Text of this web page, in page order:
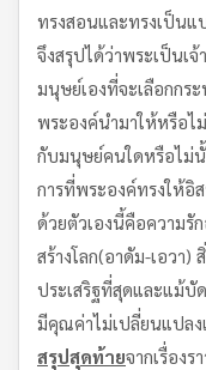
ทรงสอนและทรงเป็น
จึงสรุปได้ว่าพระเป็นเ
มนุษย์เองที่จะเลือกกร
พระองค์นำมาให้หรือไ
กับมนุษย์คนใดหรือไม่
การที่พระองค์ทรงให้อิ
ด้วยตัวเองนี้คือความ
สร้างโลก(อาดัม-เอวา)
ประเสริฐที่สุดและแม้
มีคุณค่าไม่เปลี่ยนแปลง
สรุปสุดท้ายจากเรื่อง